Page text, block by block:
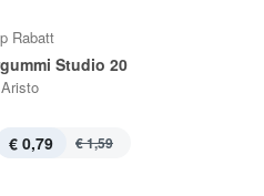
Rabatt
Studio 20
Aristo
€ 0,79 € 1,59